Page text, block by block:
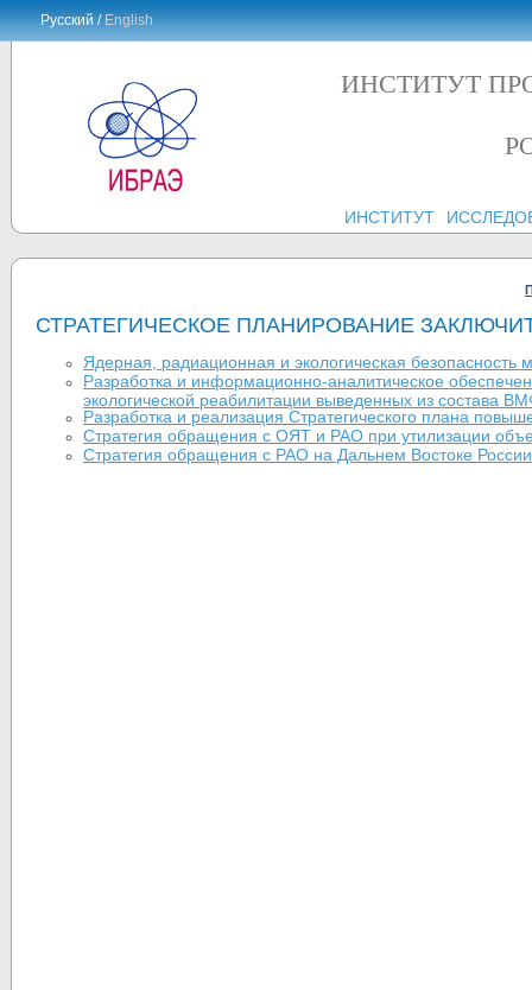
Русский /English
ИНСТИТУТ
ИНСТИТУТ
СТРАТЕГИЧЕСКОЕ ПЛАНИРОВАНИЕ
Ядерная, радиационная и экологическая безопасность
Разработка и информационно-аналитическое
экологической реабилитации выведенных из состава
Разработка и реализация Стратегического плана
Стратегия обращения с ОЯТ и РАО при утилизации
Стратегия обращения с РАО на Дальнем Востоке России